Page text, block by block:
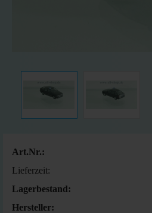
Art.Nr.:
Lieferzeit:
Lagerbestand:
Hersteller: